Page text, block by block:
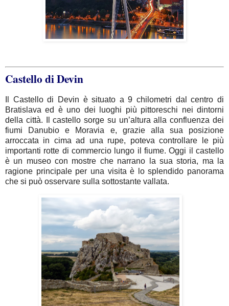
Castello di Devin
Il Castello di Devin è situato a 9 chilometri dal centro di
Bratislava ed è uno dei luoghi più pittoreschi nei dintorni
della città. Il castello sorge su un’altura alla confluenza dei
fiumi Danubio e Moravia e, grazie alla sua posizione
arroccata in cima ad una rupe, poteva controllare le più
importanti rotte di commercio lungo il fiume. Oggi il castello
è un museo con mostre che narrano la sua storia, ma la
ragione principale per una visita è lo splendido panorama
che si può osservare sulla sottostante vallata.